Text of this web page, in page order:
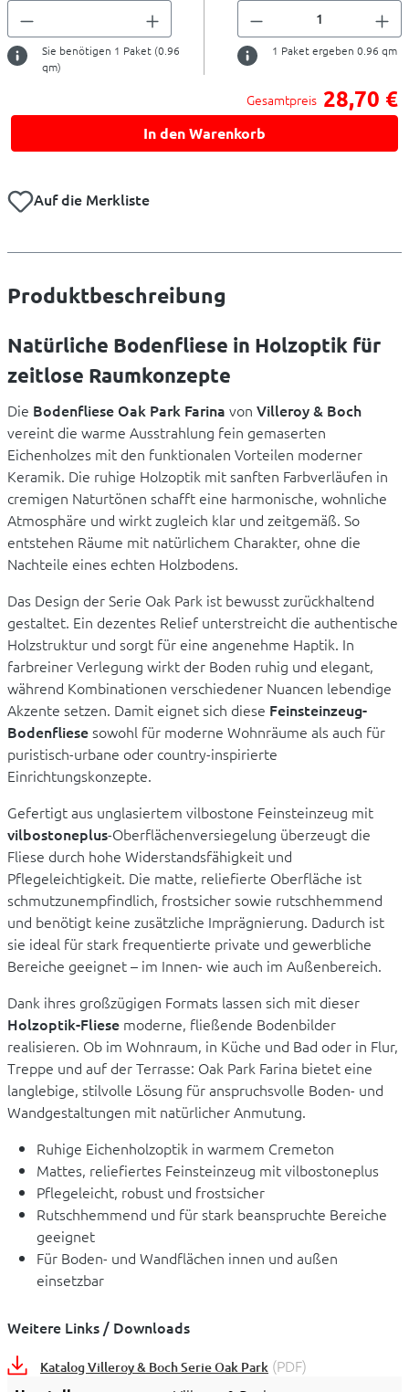
Sie benötigen 1 Paket (0.96
qm)
1 Paket ergeben 0.96 qm
Gesamtpreis 28,70 €
In den Warenkorb
Auf die Merkliste
Produktbeschreibung
Natürliche Bodenfliese in Holzoptik für
zeitlose Raumkonzepte
Die Bodenfliese Oak Park Farina von Villeroy & Boch
vereint die warme Ausstrahlung fein gemaserten
Eichenholzes mit den funktionalen Vorteilen moderner
Keramik. Die ruhige Holzoptik mit sanften Farbverläufen in
cremigen Naturtönen schafft eine harmonische, wohnliche
Atmosphäre und wirkt zugleich klar und zeitgemäß. So
entstehen Räume mit natürlichem Charakter, ohne die
Nachteile eines echten Holzbodens.
Das Design der Serie Oak Park ist bewusst zurückhaltend
gestaltet. Ein dezentes Relief unterstreicht die authentische
Holzstruktur und sorgt für eine angenehme Haptik. In
farbreiner Verlegung wirkt der Boden ruhig und elegant,
während Kombinationen verschiedener Nuancen lebendige
Akzente setzen. Damit eignet sich diese Feinsteinzeug-
Bodenfliesesowohl für moderne Wohnräume als auch für
puristisch-urbane oder country-inspirierte
Einrichtungskonzepte.
Gefertigt aus unglasiertem vilbostone Feinsteinzeug mit
vilbostoneplus-Oberflächenversiegelung überzeugt die
Fliese durch hohe Widerstandsfähigkeit und
Pflegeleichtigkeit. Die matte, reliefierte Oberfläche ist
schmutzunempfindlich, frostsicher sowie rutschhemmend
und benötigt keine zusätzliche Imprägnierung. Dadurch ist
sie ideal für stark frequentierte private und gewerbliche
Bereiche geeignet – im Innen- wie auch im Außenbereich.
Dank ihres großzügigen Formats lassen sich mit dieser
Holzoptik-Fliese moderne, fließende Bodenbilder
realisieren. Ob im Wohnraum, in Küche und Bad oder in Flur,
Treppe und auf der Terrasse: Oak Park Farina bietet eine
langlebige, stilvolle Lösung für anspruchsvolle Boden- und
Wandgestaltungen mit natürlicher Anmutung.
Ruhige Eichenholzoptik in warmem Cremeton
Mattes, reliefiertes Feinsteinzeug mit vilbostoneplus
Pflegeleicht, robust und frostsicher
Rutschhemmend und für stark beanspruchte Bereiche
geeignet
Für Boden- und Wandflächen innen und außen
einsetzbar
Weitere Links / Downloads
Katalog Villeroy & Boch Serie Oak Park (PDF)